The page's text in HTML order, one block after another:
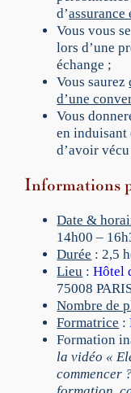
e
d’assurance
Vous vous
lors d’une
échange ;
Vous saurez
d’une
Vous
en induisant
d’avoir
Informations
Date &
14h00 –
Durée : 2,5
Lieu :Hôtel
75008
Nombre de
Formatrice :
Formation
la vidéo «
commencer